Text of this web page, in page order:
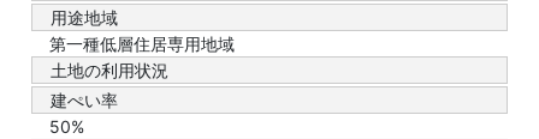
用途地域
第一種低層住居専用地域
土地の利用状況
建ぺい率
50%